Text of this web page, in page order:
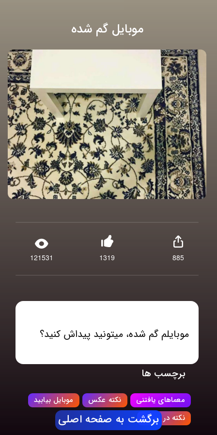
موبایل گم شده
121531 1319 885
موبایلم گم شده، میتونید پیداش کنید؟
برچسب ها
معماهای یافتنی نکته عکس
موبایل بیابید
نکته در تصویربرگشت به صفحه اصلی